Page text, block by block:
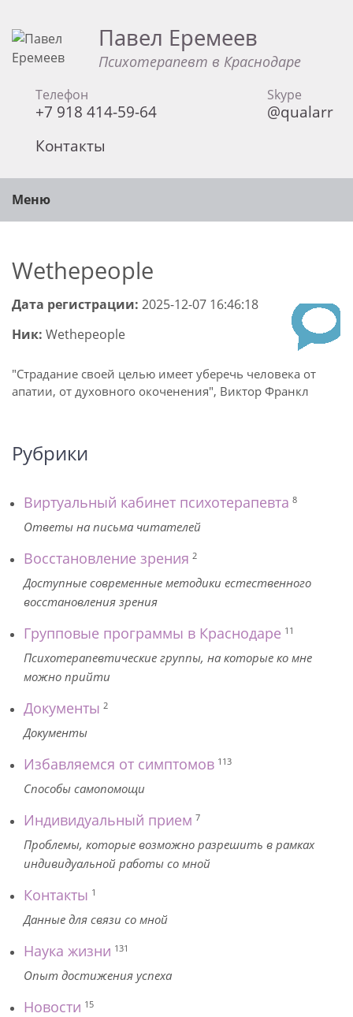
Павел Еремеев
Психотерапевт в Краснодаре
Телефон
+7 918 414-59-64
Skype
@qualarr
Контакты
Меню
Wethepeople
Дата регистрации: 2025-12-07 16:46:18
Ник: Wethepeople
"Страдание своей целью имеет уберечь человека от
апатии, от духовного окоченения", Виктор Франкл
Рубрики
Виртуальный кабинет психотерапевта 8
Ответы на письма читателей
Восстановление зрения 2
Доступные современные методики естественного
восстановления зрения
Групповые программы в Краснодаре 11
Психотерапевтические группы, на которые ко мне
можно прийти
Документы 2
Документы
Избавляемся от симптомов 113
Способы самопомощи
Индивидуальный прием 7
Проблемы, которые возможно разрешить в рамках
индивидуальной работы со мной
Контакты 1
Данные для связи со мной
Наука жизни 131
Опыт достижения успеха
Новости 15